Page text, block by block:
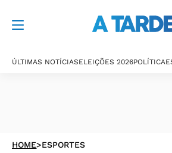
ÚLTIMAS NOTÍCIASELEIÇÕES 2026POLÍTICA
HOME>ESPORTES